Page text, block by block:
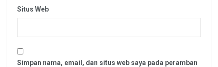
Situs Web
Simpan nama, email, dan situs web saya pada peramban